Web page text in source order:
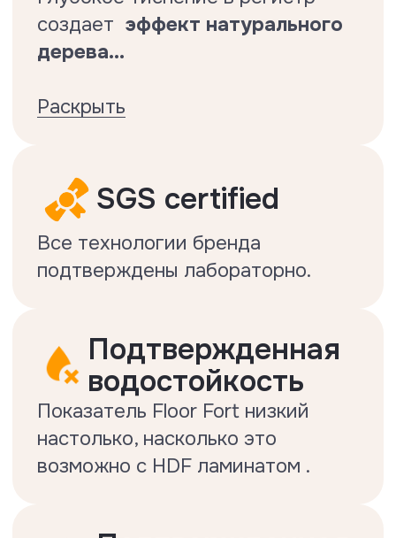
Фаска — 4-сторонняя
Толщина — 10 мм
Размер доски — 1220x130 мм
Замок - Uniclic с обработкой воском
Термическое сопротивление — 0,065
(м2*К)/Вт